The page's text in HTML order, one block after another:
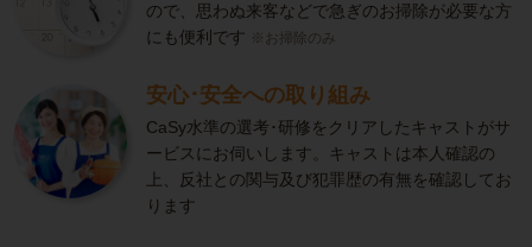
ので、思わぬ来客などで急ぎのお掃除が必要な方
にも便利です ※お掃除のみ
安心･安全への取り組み
CaSy水準の選考･研修をクリアしたキャストがサ
ービスにお伺いします。キャストは本人確認の
上、反社との関与及び犯罪歴の有無を確認してお
ります